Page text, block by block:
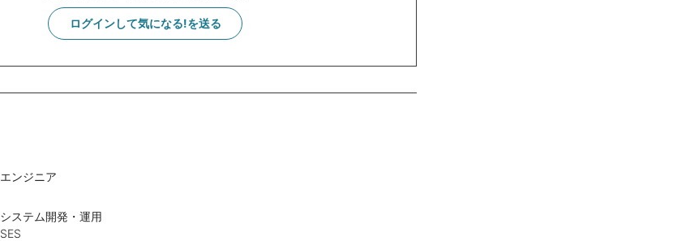
ログインして気になる!を送る
エンジニア
システム開発・運用
SES